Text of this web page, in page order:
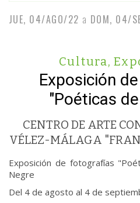
JUE, 04/AGO/22 a DOM, 04/
Cultura,
Exposición
"Poéticas
CENTRO DE ARTE
VÉLEZ-MÁLAGA
Exposición de fotografías
Negre
Del 4 de agosto al 4 de